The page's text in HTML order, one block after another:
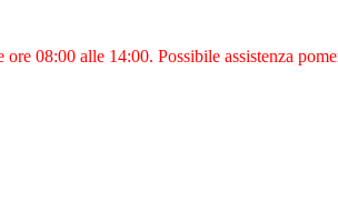
08:00 alle 14:00. Possibile assistenza